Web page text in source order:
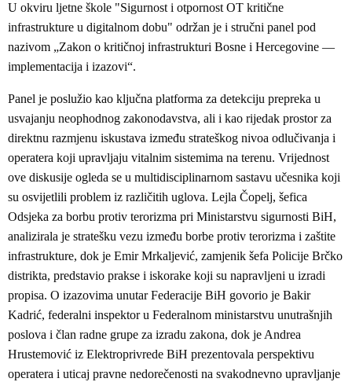
U okviru ljetne škole "Sigurnost i otpornost OT kritične
infrastrukture u digitalnom dobu" održan je i stručni panel pod
nazivom „Zakon o kritičnoj infrastrukturi Bosne i Hercegovine —
implementacija i izazovi“.
Panel je poslužio kao ključna platforma za detekciju prepreka u
usvajanju neophodnog zakonodavstva, ali i kao rijedak prostor za
direktnu razmjenu iskustava između strateškog nivoa odlučivanja i
operatera koji upravljaju vitalnim sistemima na terenu. Vrijednost
ove diskusije ogleda se u multidisciplinarnom sastavu učesnika koji
su osvijetlili problem iz različitih uglova. Lejla Čopelj, šefica
Odsjeka za borbu protiv terorizma pri Ministarstvu sigurnosti BiH,
analizirala je stratešku vezu između borbe protiv terorizma i zaštite
infrastrukture, dok je Emir Mrkaljević, zamjenik šefa Policije Brčko
distrikta, predstavio prakse i iskorake koji su napravljeni u izradi
propisa. O izazovima unutar Federacije BiH govorio je Bakir
Kadrić, federalni inspektor u Federalnom ministarstvu unutrašnjih
poslova i član radne grupe za izradu zakona, dok je Andrea
Hrustemović iz Elektroprivrede BiH prezentovala perspektivu
operatera i uticaj pravne nedorečenosti na svakodnevno upravljanje